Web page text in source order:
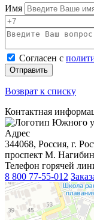
Имя
Согласен с
Отправить
Возврат к списку
Контактная
Адрес
344068, Россия, г.
проспект М.
Телефон горячей
8 800 77-55-012